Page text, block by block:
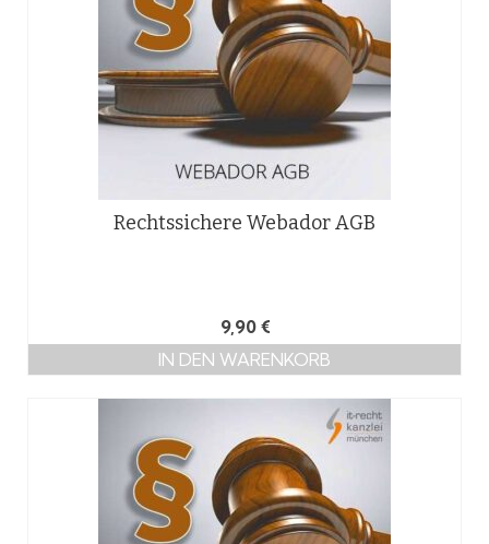
Rechtssichere Webador AGB
9,90 €
IN DEN WARENKORB